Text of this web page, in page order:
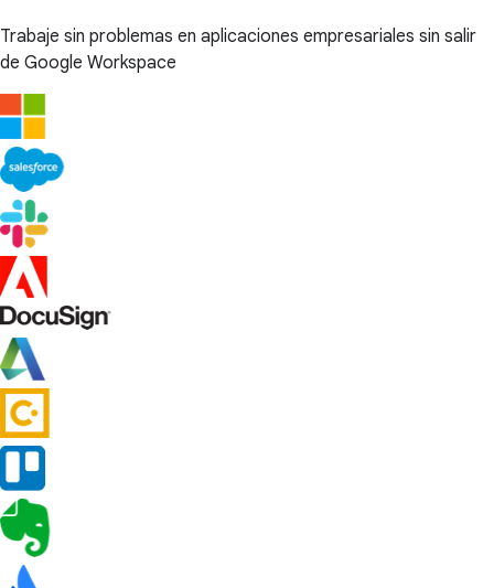
Trabaje sin problemas en aplicaciones empresariales sin salir
de Google Workspace